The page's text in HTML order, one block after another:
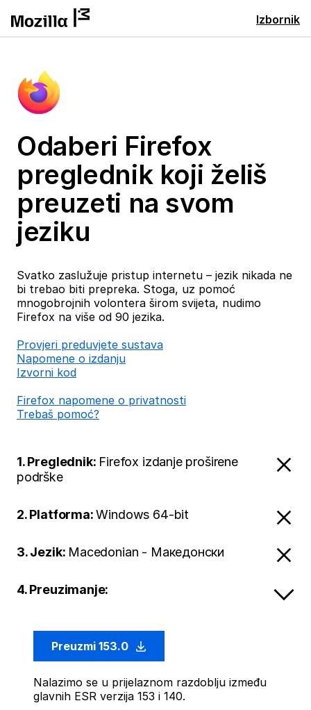
Izbornik
Odaberi Firefox
preglednik koji želiš
preuzeti na svom
jeziku
Svatko zaslužuje pristup internetu – jezik nikada ne
bi trebao biti prepreka. Stoga, uz pomoć
mnogobrojnih volontera širom svijeta, nudimo
Firefox na više od 90 jezika.
Provjeri preduvjete sustava
Napomene o izdanju
Izvorni kod
Firefox napomene o privatnosti
Trebaš pomoć?
1. Preglednik: Firefox izdanje proširene
podrške
2. Platforma:Windows 64-bit
3. Jezik: Macedonian - Македонски
4. Preuzimanje:
Preuzmi 153.0
Nalazimo se u prijelaznom razdoblju između
glavnih ESR verzija 153 i 140.